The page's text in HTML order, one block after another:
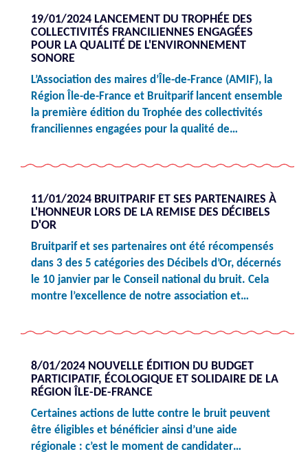
19/01/2024 LANCEMENT DU TROPHÉE DES
COLLECTIVITÉS FRANCILIENNES ENGAGÉES
POUR LA QUALITÉ DE L'ENVIRONNEMENT
SONORE
L’Association des maires d’Île-de-France (AMIF), la
Région Île-de-France et Bruitparif lancent ensemble
la première édition du Trophée des collectivités
franciliennes engagées pour la qualité de…
11/01/2024 BRUITPARIF ET SES PARTENAIRES À
L'HONNEUR LORS DE LA REMISE DES DÉCIBELS
D'OR
Bruitparif et ses partenaires ont été récompensés
dans 3 des 5 catégories des Décibels d’Or, décernés
le 10 janvier par le Conseil national du bruit. Cela
montre l’excellence de notre association et…
8/01/2024 NOUVELLE ÉDITION DU BUDGET
PARTICIPATIF, ÉCOLOGIQUE ET SOLIDAIRE DE LA
RÉGION ÎLE-DE-FRANCE
Certaines actions de lutte contre le bruit peuvent
être éligibles et bénéficier ainsi d’une aide
régionale : c’est le moment de candidater…